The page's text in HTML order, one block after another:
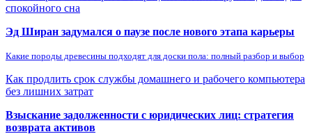
спокойного сна
Эд Ширан задумался о паузе после нового этапа карьеры
Какие породы древесины подходят для доски пола: полный разбор и выбор
Как продлить срок службы домашнего и рабочего компьютера
без лишних затрат
Взыскание задолженности с юридических лиц: стратегия
возврата активов